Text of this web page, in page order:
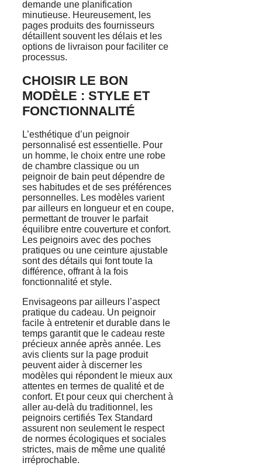
demande une planification
minutieuse. Heureusement, les
pages produits des fournisseurs
détaillent souvent les délais et les
options de livraison pour faciliter ce
processus.
CHOISIR LE BON
MODÈLE : STYLE ET
FONCTIONNALITÉ
L’esthétique d’un peignoir
personnalisé est essentielle. Pour
un homme, le choix entre une robe
de chambre classique ou un
peignoir de bain peut dépendre de
ses habitudes et de ses préférences
personnelles. Les modèles varient
par ailleurs en longueur et en coupe,
permettant de trouver le parfait
équilibre entre couverture et confort.
Les peignoirs avec des poches
pratiques ou une ceinture ajustable
sont des détails qui font toute la
différence, offrant à la fois
fonctionnalité et style.
Envisageons par ailleurs l’aspect
pratique du cadeau. Un peignoir
facile à entretenir et durable dans le
temps garantit que le cadeau reste
précieux année après année. Les
avis clients sur la page produit
peuvent aider à discerner les
modèles qui répondent le mieux aux
attentes en termes de qualité et de
confort. Et pour ceux qui cherchent à
aller au-delà du traditionnel, les
peignoirs certifiés Tex Standard
assurent non seulement le respect
de normes écologiques et sociales
strictes, mais de même une qualité
irréprochable.